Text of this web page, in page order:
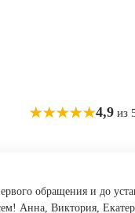
4,9 из
обращения и до
Анна, Виктория,